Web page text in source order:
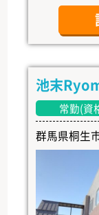
池末
常勤(資
群馬県桐生